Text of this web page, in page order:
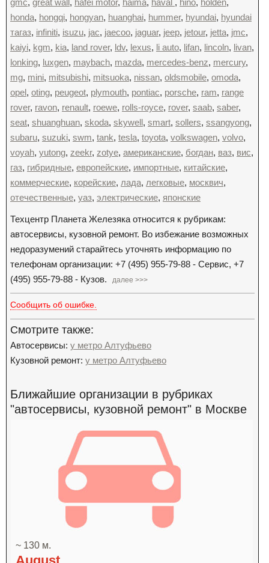
gmc, great wall , hafei motor, haima, haval , hino, holden,
honda, hongqi, hongyan, huanghai, hummer, hyundai, hyundai
тагаз, infiniti, isuzu, jac, jaecoo, jaguar, jeep, jetour, jetta, jmc,
kaiyi, kgm, kia, land rover, ldv, lexus, li auto, lifan, lincoln, livan,
lonking, luxgen, maybach, mazda, mercedes-benz, mercury,
mg, mini, mitsubishi, mitsuoka, nissan, oldsmobile, omoda,
opel, oting, peugeot, plymouth, pontiac, porsche, ram, range
rover, ravon, renault, roewe, rolls-royce, rover, saab, saber,
seat, shuanghuan, skoda, skywell, smart, sollers, ssangyong,
subaru, suzuki, swm, tank, tesla, toyota, volkswagen, volvo,
voyah, yutong, zeekr, zotye, американские, богдан, ваз, вис,
газ, гибридные, европейские, импортные, китайские,
коммерческие, корейские, лада, легковые, москвич,
отечественные, уаз, электрические, японские
Техцентр Планета Железяка относится к рубрикам:
автосервисы, кузовной ремонт. Во избежание возможных
недоразумений старайтесь уточнять информацию по
телефонам организации: +7 (495) 955-79-88 - Сервис, +7
(495) 955-79-88 - Кузов.
далее >>>
Сообщить об ошибке.
Смотрите также:
Автосервисы: у метро Алтуфьево
Кузовной ремонт: у метро Алтуфьево
Ближайшие организации в рубриках
"автосервисы, кузовной ремонт" в Москве
~ 130 м.